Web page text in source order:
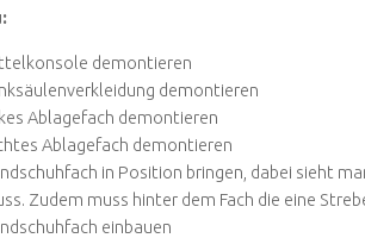
demontieren
demontieren
Ablagefach demontieren
Ablagefach demontieren
in Position bringen, dabei sieht
Zudem muss hinter dem Fach die eine
einbauen